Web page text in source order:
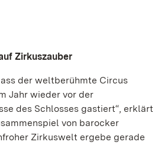
Zirkuszauber
der weltberühmte Circus
Jahr wieder vor der
des Schlosses gastiert“, erklärt
von barocker
Zirkuswelt ergebe gerade